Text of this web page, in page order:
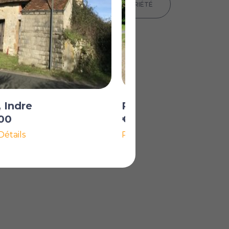
IMPRIMER LES DÉTAILS DE LA PROPRIÉTÉ
Indre
Reboursin, Indre
€45 750
Plus de Détails